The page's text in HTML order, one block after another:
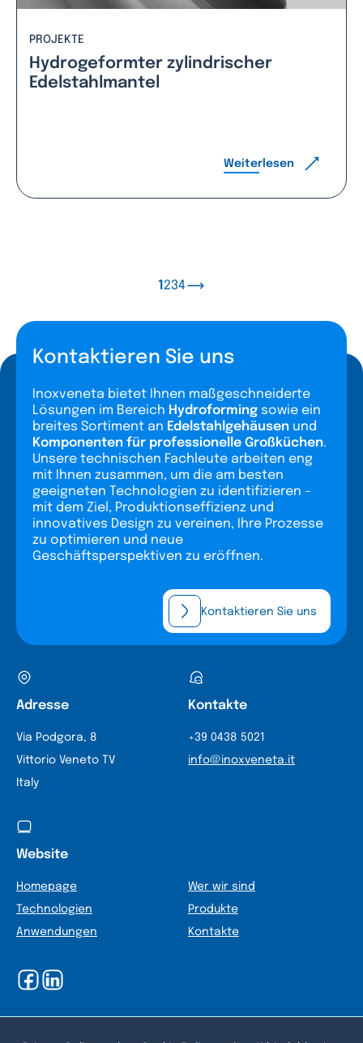
PROJEKTE
Hydrogeformter zylindrischer
Edelstahlmantel
Weiterlesen
1 234
Kontaktieren Sie uns
Inoxveneta bietet Ihnen maßgeschneiderte
Lösungen im Bereich Hydroforming sowie ein
breites Sortiment an Edelstahlgehäusen und
Komponenten für professionelle Großküchen.
Unsere technischen Fachleute arbeiten eng
mit Ihnen zusammen, um die am besten
geeigneten Technologien zu identifizieren –
mit dem Ziel, Produktionseffizienz und
innovatives Design zu vereinen, Ihre Prozesse
zu optimieren und neue
Geschäftsperspektiven zu eröffnen.
Kontaktieren Sie uns
Adresse
Via Podgora, 8
Vittorio Veneto TV
Italy
Kontakte
+39 0438 5021
info@inoxveneta.it
Website
Homepage
Wer wir sind
Technologien
Produkte
Anwendungen
Kontakte